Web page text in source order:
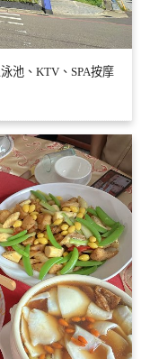
池、KTV、SPA按摩